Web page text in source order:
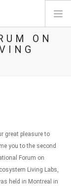
ON
great pleasure to
you to the second
Forum on
Living Labs,
held in Montreal in